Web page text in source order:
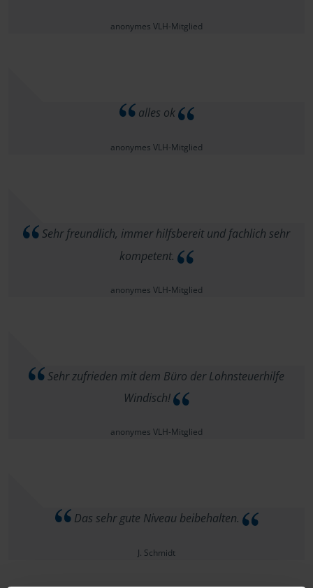
anonymes VLH-Mitglied
alles ok
anonymes VLH-Mitglied
Sehr freundlich, immer hilfsbereit und fachlich sehr
kompetent.
anonymes VLH-Mitglied
Sehr zufrieden mit dem Büro der Lohnsteuerhilfe
Windisch!
anonymes VLH-Mitglied
Das sehr gute Niveau beibehalten.
J. Schmidt